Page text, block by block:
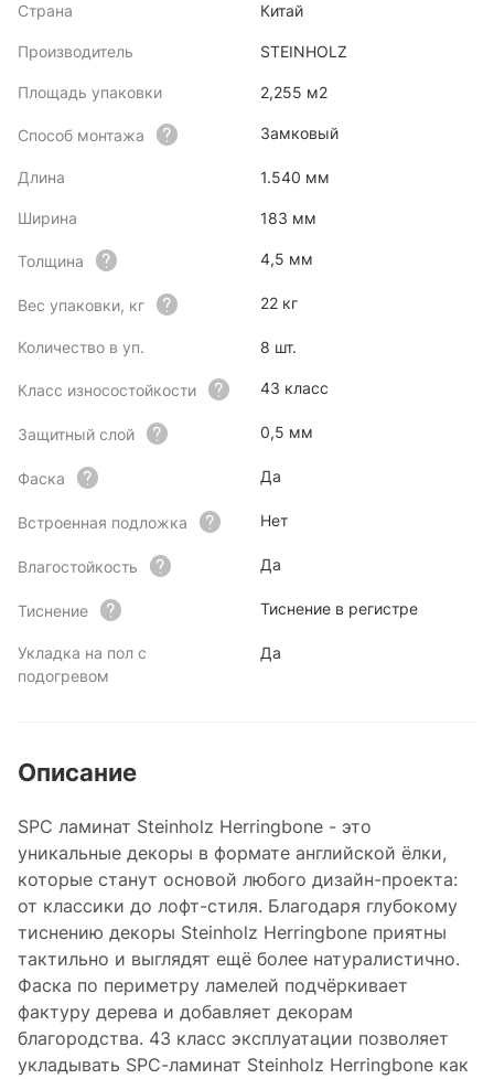
Страна Китай
Производитель STEINHOLZ
Площадь упаковки 2,255 м2
Способ монтажа Замковый
Длина 1.540 мм
Ширина 183 мм
Толщина 4,5 мм
Вес упаковки, кг 22 кг
Количество в уп. 8 шт.
Класс износостойкости 43 класс
Защитный слой 0,5 мм
Фаска Да
Встроенная подложка Нет
Влагостойкость Да
Тиснение Тиснение в регистре
Укладка на пол с
подогревом
Да
Описание
SPC ламинат Steinholz Herringbone - это
уникальные декоры в формате английской ёлки,
которые станут основой любого дизайн-проекта:
от классики до лофт-стиля. Благодаря глубокому
тиснению декоры Steinholz Herringbone приятны
тактильно и выглядят ещё более натуралистично.
Фаска по периметру ламелей подчёркивает
фактуру дерева и добавляет декорам
благородства. 43 класс эксплуатации позволяет
укладывать SPC-ламинат Steinholz Herringbone как